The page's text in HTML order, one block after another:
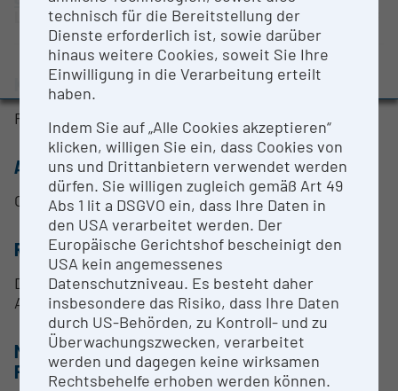
BMBWF-Forschungsinfrastruktur-Datenbank:
Evaluierungsstudie 2022
Auszeichnungen und Pressemeldungen
Linz |Website
KURZBESCHREIBUNG
Rechencluster
ANSPRECHPERSON
Christian Friedl
RESEARCH SERVICES
Derzeit sind keine Forschungsservices auf dieser
Anlage möglich.
METHODEN & EXPERTISE ZUR
FORSCHUNGSINFRASTRUKTUR
technisch für die Bereitstellung der
Dienste erforderlich ist, sowie darüber
hinaus weitere Cookies, soweit Sie Ihre
Einwilligung in die Verarbeitung erteilt
haben.
Indem Sie auf „Alle Cookies akzeptieren“
klicken, willigen Sie ein, dass Cookies von
uns und Drittanbietern verwendet werden
dürfen. Sie willigen zugleich gemäß Art 49
Abs 1 lit a DSGVO ein, dass Ihre Daten in
den USA verarbeitet werden. Der
Europäische Gerichtshof bescheinigt den
USA kein angemessenes
Datenschutzniveau. Es besteht daher
insbesondere das Risiko, dass Ihre Daten
durch US-Behörden, zu Kontroll- und zu
Überwachungszwecken, verarbeitet
werden und dagegen keine wirksamen
Rechtsbehelfe erhoben werden können.